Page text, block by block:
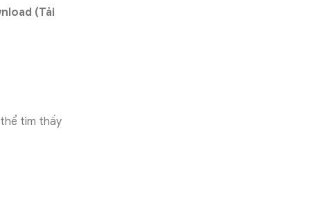
(Tải
tìm thấy